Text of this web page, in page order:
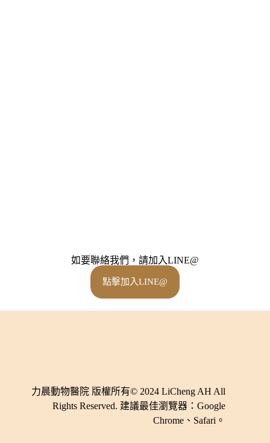
如要聯絡我們，請加入LINE@
點擊加入LINE@
力晨動物醫院 版權所有© 2024 LiCheng AH All
Rights Reserved. 建議最佳瀏覽器：Google
Chrome、Safari。